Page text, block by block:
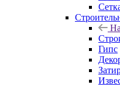
Гипс